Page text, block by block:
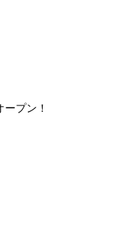
プン！